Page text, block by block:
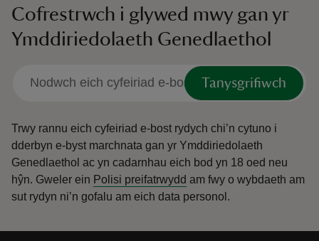
Cofrestrwch i glywed mwy gan yr
Ymddiriedolaeth Genedlaethol
Tanysgrifiwch
Trwy rannu eich cyfeiriad e-bost rydych chi’n cytuno i
dderbyn e-byst marchnata gan yr Ymddiriedolaeth
Genedlaethol ac yn cadarnhau eich bod yn 18 oed neu
hŷn. Gweler ein Polisi preifatrwydd am fwy o wybdaeth am
sut rydyn ni’n gofalu am eich data personol.